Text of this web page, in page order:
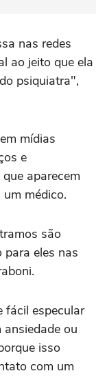
nas redes
ao jeito que ela
psiquiatra",
mídias
e
aparecem
médico.
são
eles nas
fácil especular
ou
isso
com um